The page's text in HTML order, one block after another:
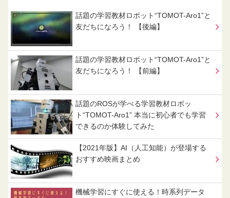
話題の学習教材ロボット“TOMOT-Aro1”と
友だちになろう！ 【後編】
話題の学習教材ロボット“TOMOT-Aro1”と
友だちになろう！ 【前編】
話題のROSが学べる学習教材ロボッ
ト“TOMOT-Aro1” 本当に初心者でも学習
できるのか体験してみた
【2021年版】AI（人工知能）が登場する
おすすめ映画まとめ
機械学習にすぐに使える！時系列データ